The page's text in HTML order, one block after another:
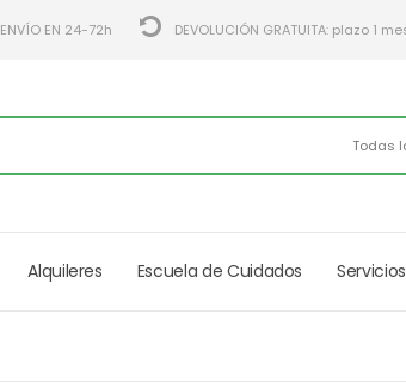
ENVÍO EN 24-72h DEVOLUCIÓN GRATUITA: plazo 1
Todas
Alquileres Escuela de Cuidados Servicios